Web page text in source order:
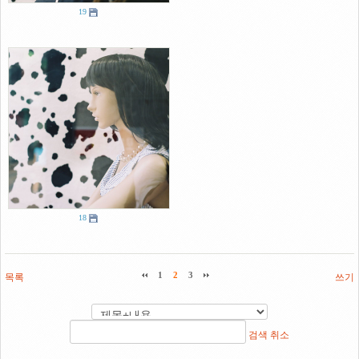
19
18
목록 쓰기
1 2 3
검색 취소